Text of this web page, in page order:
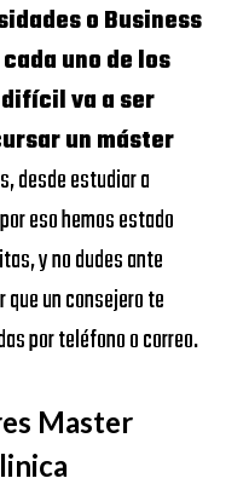
o Business
uno de los
va a ser
un máster
desde estudiar a
eso hemos estado
y no dudes ante
un consejero te
por teléfono o correo.
Master